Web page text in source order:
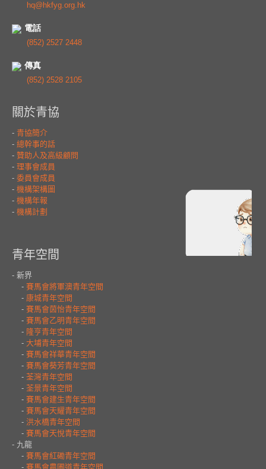
hq@hkfyg.org.hk
電話
(852) 2527 2448
傳真
(852) 2528 2105